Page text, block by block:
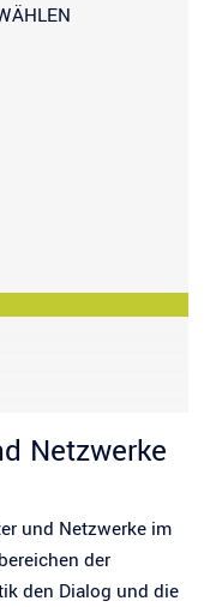
Netzwerke
und Netzwerke im
der
den Dialog und die